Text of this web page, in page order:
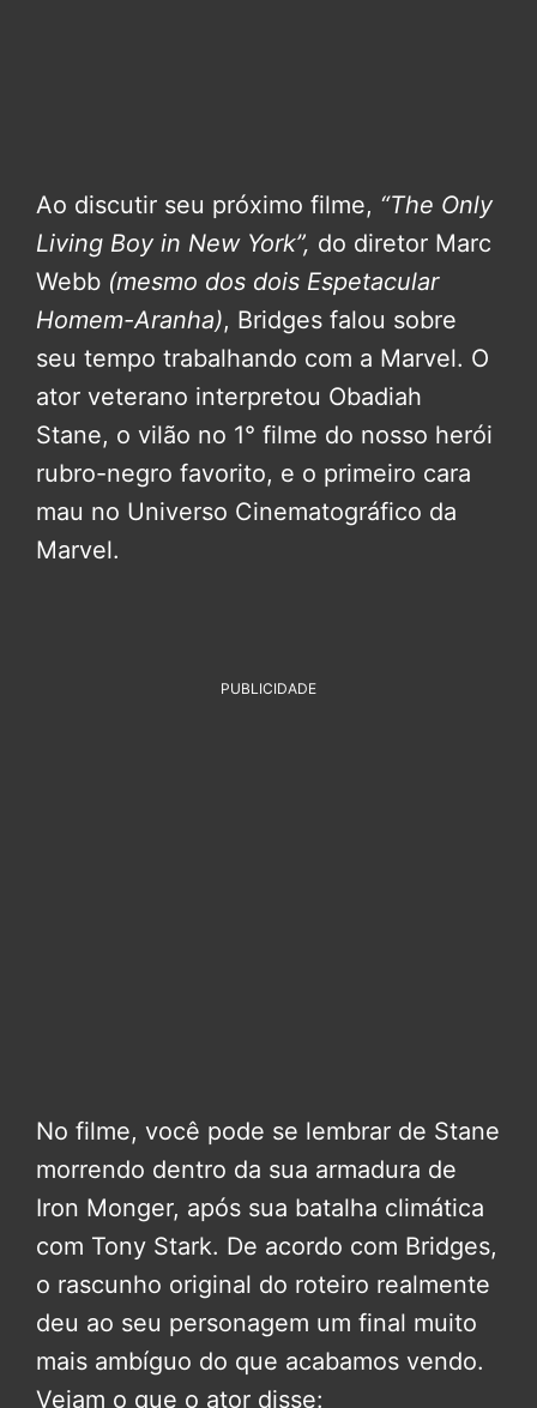
Ao discutir seu próximo filme, “The Only
Living Boy in New York”, do diretor Marc
Webb (mesmo dos dois Espetacular
Homem-Aranha), Bridges falou sobre
seu tempo trabalhando com a Marvel. O
ator veterano interpretou Obadiah
Stane, o vilão no 1° filme do nosso herói
rubro-negro favorito, e o primeiro cara
mau no Universo Cinematográfico da
Marvel.
PUBLICIDADE
No filme, você pode se lembrar de Stane
morrendo dentro da sua armadura de
Iron Monger, após sua batalha climática
com Tony Stark. De acordo com Bridges,
o rascunho original do roteiro realmente
deu ao seu personagem um final muito
mais ambíguo do que acabamos vendo.
Vejam o que o ator disse: